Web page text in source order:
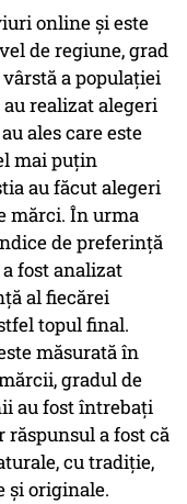
online şi este
de regiune, grad
a populaţiei
realizat alegeri
ales care este
mai puțin
au făcut alegeri
mărci. În urma
de preferinţă
fost analizat
al fiecărei
topul final.
măsurată în
gradul de
au fost întrebaţi
a fost că
cu tradiţie,
şi originale.